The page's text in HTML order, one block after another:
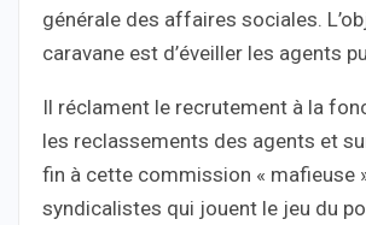
générale des affaires sociales.
caravane est d’éveiller les agents
Il réclament le recrutement à la
les reclassements des agents et
fin à cette commission « mafieuse
syndicalistes qui jouent le jeu du